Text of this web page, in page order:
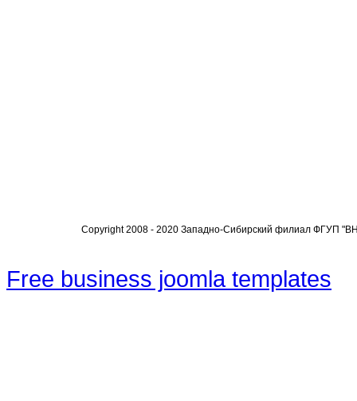
Copyright 2008 - 2020 Западно-Сибирский филиал ФГУП
Free business joomla templates